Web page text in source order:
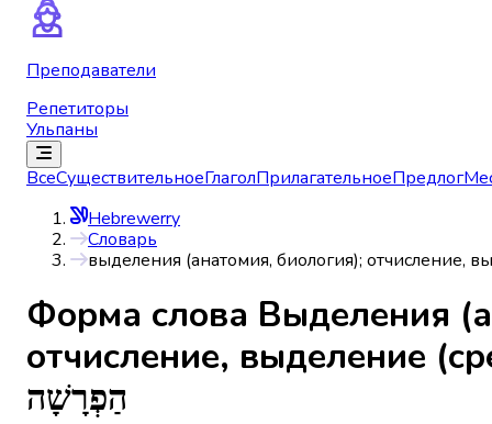
Преподаватели
Репетиторы
Ульпаны
ВсеСуществительноеГлаголПрилагательноеПредлог
Hebrewerry
Словарь
выделения (анатомия, биология); отчисление,
Форма слова Выделения
отчисление, выделение
הַפְרָשָׁה